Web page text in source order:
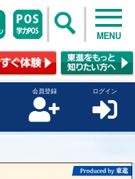
MENU
会員登録 ログイン